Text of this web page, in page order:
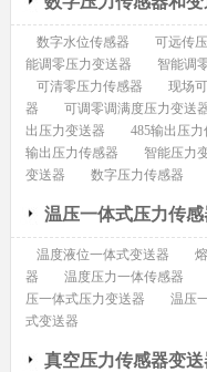
数字水位传感器 可远传
能调零压力变送器
智能调
可清零压力传感器
现场
器
可调零调满度压力变送
出压力变送器
485输出压力
输出压力传感器
智能压力
变送器
数字压力传感器
温压一体式压力传
温度液位一体式变送器
器
温度压力一体传感器
压一体式压力变送器
温压
式变送器
真空压力传感器变送